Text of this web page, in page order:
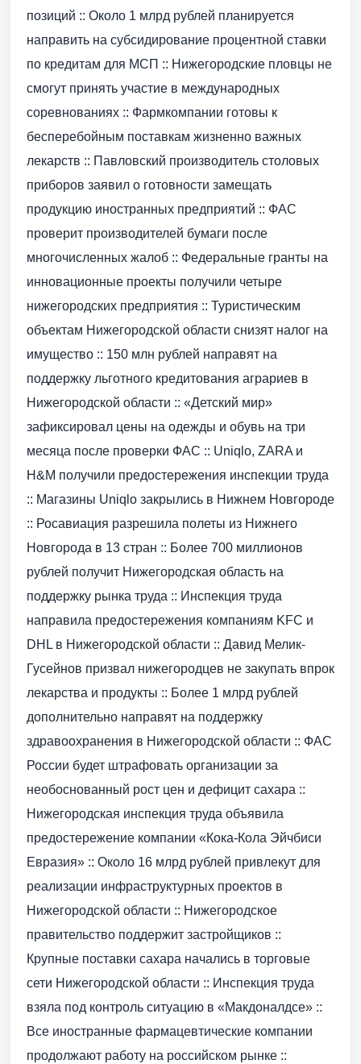
позиций :: Около 1 млрд рублей планируется
направить на субсидирование процентной ставки
по кредитам для МСП :: Нижегородские пловцы не
смогут принять участие в международных
соревнованиях :: Фармкомпании готовы к
бесперебойным поставкам жизненно важных
лекарств :: Павловский производитель столовых
приборов заявил о готовности замещать
продукцию иностранных предприятий :: ФАС
проверит производителей бумаги после
многочисленных жалоб :: Федеральные гранты на
инновационные проекты получили четыре
нижегородских предприятия :: Туристическим
объектам Нижегородской области снизят налог на
имущество :: 150 млн рублей направят на
поддержку льготного кредитования аграриев в
Нижегородской области :: «Детский мир»
зафиксировал цены на одежды и обувь на три
месяца после проверки ФАС :: Uniqlo, ZARA и
H&M получили предостережения инспекции труда
:: Магазины Uniqlo закрылись в Нижнем Новгороде
:: Росавиация разрешила полеты из Нижнего
Новгорода в 13 стран :: Более 700 миллионов
рублей получит Нижегородская область на
поддержку рынка труда :: Инспекция труда
направила предостережения компаниям KFC и
DHL в Нижегородской области :: Давид Мелик-
Гусейнов призвал нижегородцев не закупать впрок
лекарства и продукты :: Более 1 млрд рублей
дополнительно направят на поддержку
здравоохранения в Нижегородской области :: ФАС
России будет штрафовать организации за
необоснованный рост цен и дефицит сахара ::
Нижегородская инспекция труда объявила
предостережение компании «Кока-Кола Эйчбиси
Евразия» :: Около 16 млрд рублей привлекут для
реализации инфраструктурных проектов в
Нижегородской области :: Нижегородское
правительство поддержит застройщиков ::
Крупные поставки сахара начались в торговые
сети Нижегородской области :: Инспекция труда
взяла под контроль ситуацию в «Макдоналдсе» ::
Все иностранные фармацевтические компании
продолжают работу на российском рынке ::